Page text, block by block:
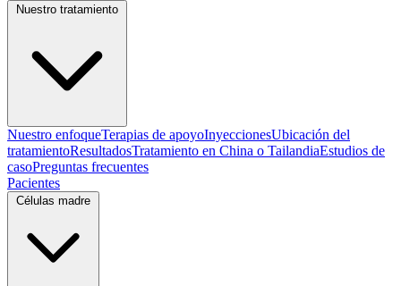
Nuestro enfoqueTerapias de apoyoInyeccionesUbicación del
tratamientoResultadosTratamiento en China o TailandiaEstudios de
casoPreguntas frecuentes
Pacientes